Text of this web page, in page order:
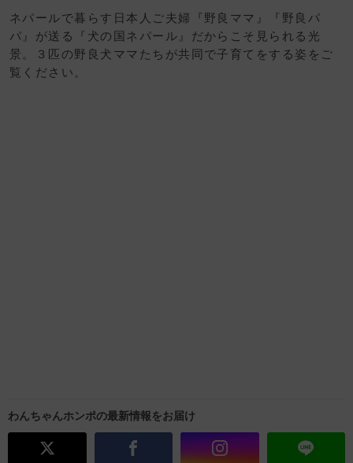
ネパールで暮らす日本人ご夫婦『野良ママ』『野良パ
パ』が送る『犬の国ネパール』だからこそ見られる光
景。３匹の野良犬ママたちが共同で子育てをする姿をご
覧ください。
わんちゃんホンポの最新情報をお届け